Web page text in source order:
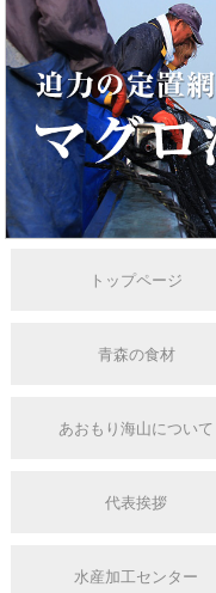
トップページ
青森の食材
あおもり海山について
代表挨拶
水産加工センター